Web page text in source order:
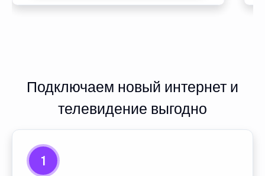
Подключаем новый интернет и
телевидение выгодно
1